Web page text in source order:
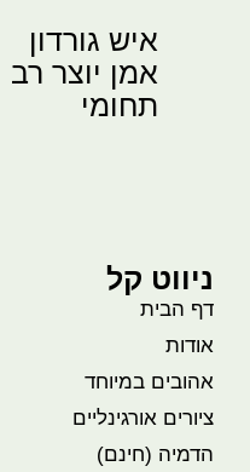
איש גורדון
אמן יוצר רב
תחומי
ניווט קל
דף הבית
אודות
אהובים במיוחד
ציורים אורגינליים
הדמיה (חינם)